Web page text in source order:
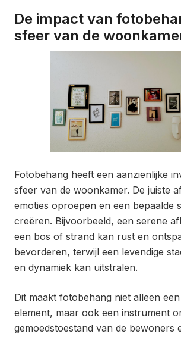
De impact van
sfeer van de
Fotobehang heeft een aanzienlijke
sfeer van de woonkamer. De juiste
emoties oproepen en een bepaalde
creëren. Bijvoorbeeld, een serene
een bos of strand kan rust en
bevorderen, terwijl een levendige
en dynamiek kan uitstralen.
Dit maakt fotobehang niet alleen
element, maar ook een instrument
gemoedstoestand van de bewoners